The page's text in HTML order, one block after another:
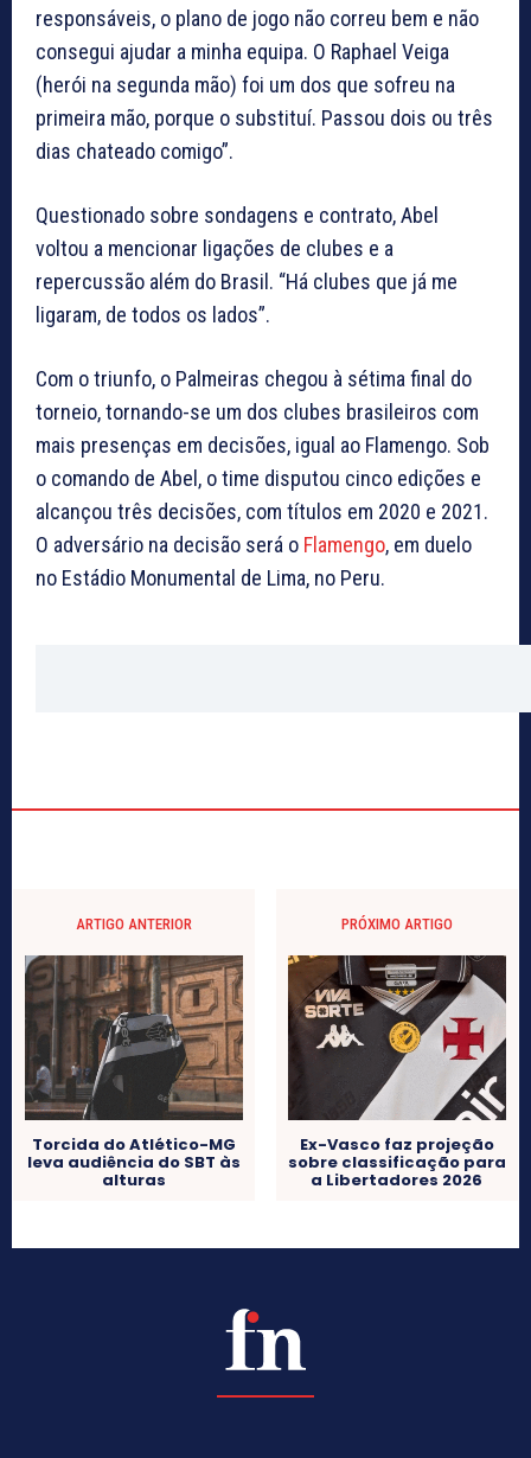
responsáveis, o plano de jogo não correu bem e não
consegui ajudar a minha equipa. O Raphael Veiga
(herói na segunda mão) foi um dos que sofreu na
primeira mão, porque o substituí. Passou dois ou três
dias chateado comigo”.
Questionado sobre sondagens e contrato, Abel
voltou a mencionar ligações de clubes e a
repercussão além do Brasil. “Há clubes que já me
ligaram, de todos os lados”.
Com o triunfo, o Palmeiras chegou à sétima final do
torneio, tornando-se um dos clubes brasileiros com
mais presenças em decisões, igual ao Flamengo. Sob
o comando de Abel, o time disputou cinco edições e
alcançou três decisões, com títulos em 2020 e 2021.
O adversário na decisão será o Flamengo, em duelo
no Estádio Monumental de Lima, no Peru.
ARTIGO ANTERIOR
Torcida do Atlético-MG
leva audiência do SBT às
alturas
PRÓXIMO ARTIGO
Ex-Vasco faz projeção
sobre classificação para
a Libertadores 2026